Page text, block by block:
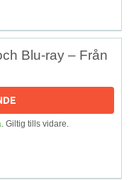
Blu-ray – Från
. Giltig tills vidare.